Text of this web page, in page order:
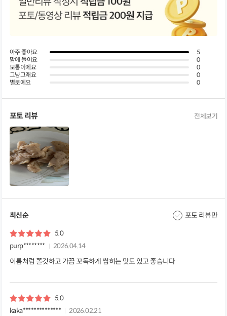
아주 좋아요
5
맘에 들어요
0
보통이에요
0
그냥그래요
0
별로예요
0
포토 리뷰 전체보기
최신순 포토 리뷰만
5.0
purp********
2026.04.14
이름처럼 쫄깃하고 가끔 꼬독하게 씹히는 맛도 있고 좋습니다
5.0
kaka**************
2026.02.21